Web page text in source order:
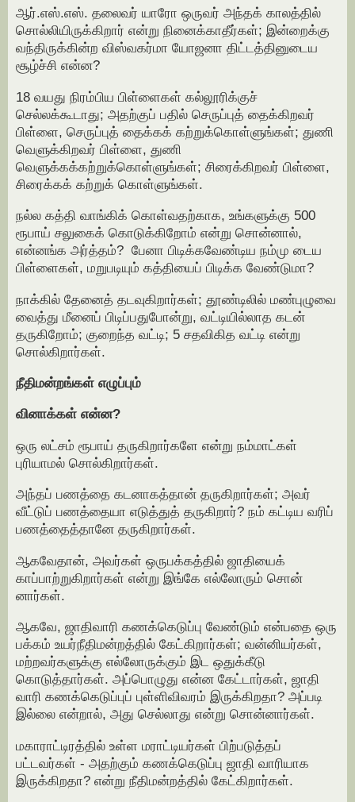
ஆர்.எஸ்.எஸ். தலைவர் யாரோ ஒருவர் அந்தக் காலத்தில்
சொல்லியிருக்கிறார் என்று நினைக்காதீர்கள்; இன்றைக்கு
வந்திருக்கின்ற விஸ்வகர்மா யோஜனா திட்டத்தினுடைய
சூழ்ச்சி என்ன?
18 வயது நிரம்பிய பிள்ளைகள் கல்லூரிக்குச்
செல்லக்கூடாது; அதற்குப் பதில் செருப்புத் தைக்கிறவர்
பிள்ளை, செருப்புத் தைக்கக் கற்றுக்கொள்ளுங்கள்; துணி
வெளுக்கிறவர் பிள்ளை, துணி
வெளுக்கக்கற்றுக்கொள்ளுங்கள்; சிரைக்கிறவர் பிள்ளை,
சிரைக்கக் கற்றுக் கொள்ளுங்கள்.
நல்ல கத்தி வாங்கிக் கொள்வதற்காக, உங்களுக்கு 500
ரூபாய் சலுகைக் கொடுக்கிறோம் என்று சொன்னால்,
என்னங்க அர்த்தம்? பேனா பிடிக்கவேண்டிய நம்மு டைய
பிள்ளைகள், மறுபடியும் கத்தியைப் பிடிக்க வேண்டுமா?
நாக்கில் தேனைத் தடவுகிறார்கள்; தூண்டிலில் மண்புழுவை
வைத்து மீனைப் பிடிப்பதுபோன்று, வட்டியில்லாத கடன்
தருகிறோம்; குறைந்த வட்டி; 5 சதவிகித வட்டி என்று
சொல்கிறார்கள்.
நீதிமன்றங்கள் எழுப்பும்
வினாக்கள் என்ன?
ஒரு லட்சம் ரூபாய் தருகிறார்களே என்று நம்மாட்கள்
புரியாமல் சொல்கிறார்கள்.
அந்தப் பணத்தை கடனாகத்தான் தருகிறார்கள்; அவர்
வீட்டுப் பணத்தையா எடுத்துத் தருகிறார்? நம் கட்டிய வரிப்
பணத்தைத்தானே தருகிறார்கள்.
ஆகவேதான், அவர்கள் ஒருபக்கத்தில் ஜாதியைக்
காப்பாற்றுகிறார்கள் என்று இங்கே எல்லோரும் சொன்
னார்கள்.
ஆகவே, ஜாதிவாரி கணக்கெடுப்பு வேண்டும் என்பதை ஒரு
பக்கம் உயர்நீதிமன்றத்தில் கேட்கிறார்கள்; வன்னியர்கள்,
மற்றவர்களுக்கு எல்லோருக்கும் இட ஒதுக்கீடு
கொடுத்தார்கள். அப்பொழுது என்ன கேட்டார்கள், ஜாதி
வாரி கணக்கெடுப்புப் புள்ளிவிவரம் இருக்கிறதா? அப்படி
இல்லை என்றால், அது செல்லாது என்று சொன்னார்கள்.
மகாராட்டிரத்தில் உள்ள மராட்டியர்கள் பிற்படுத்தப்
பட்டவர்கள் - அதற்கும் கணக்கெடுப்பு ஜாதி வாரியாக
இருக்கிறதா? என்று நீதிமன்றத்தில் கேட்கிறார்கள்.